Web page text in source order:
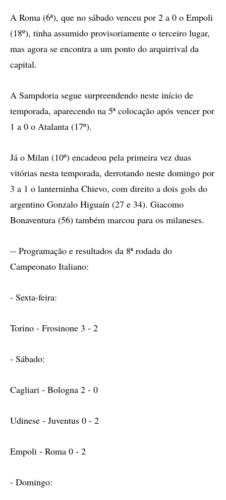
A Roma (6ª), que no sábado venceu por 2 a 0 o Empoli
(18º), tinha assumido provisoriamente o terceiro lugar,
mas agora se encontra a um ponto do arquirrival da
capital.
A Sampdoria segue surpreendendo neste início de
temporada, aparecendo na 5ª colocação após vencer por
1 a 0 o Atalanta (17º).
Já o Milan (10º) encadeou pela primeira vez duas
vitórias nesta temporada, derrotando neste domingo por
3 a 1 o lanterninha Chievo, com direito a dois gols do
argentino Gonzalo Higuaín (27 e 34). Giacomo
Bonaventura (56) também marcou para os milaneses.
-- Programação e resultados da 8ª rodada do
Campeonato Italiano:
- Sexta-feira:
Torino - Frosinone 3 - 2
- Sábado:
Cagliari - Bologna 2 - 0
Udinese - Juventus 0 - 2
Empoli - Roma 0 - 2
- Domingo: